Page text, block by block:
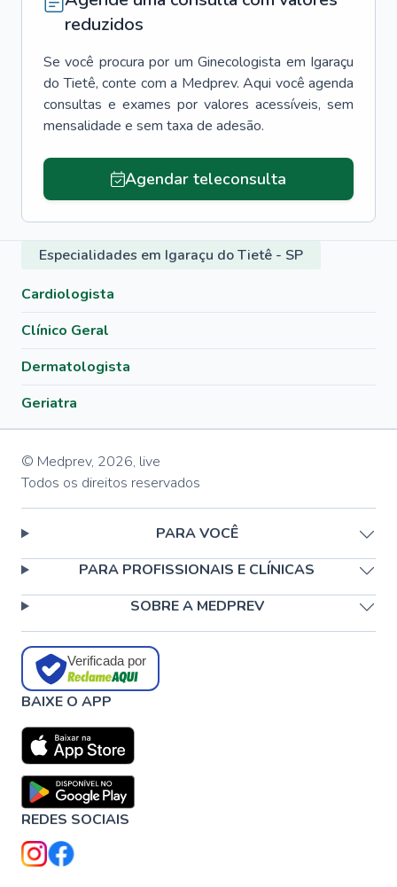
reduzidos
Se você procura por um Ginecologista em Igaraçu
do Tietê, conte com a Medprev. Aqui você agenda
consultas e exames por valores acessíveis, sem
mensalidade e sem taxa de adesão.
Agendar teleconsulta
Especialidades em Igaraçu do Tietê - SP
Cardiologista
Clínico Geral
Dermatologista
Geriatra
© Medprev, 2026, live
Todos os direitos reservados
PARA VOCÊ
PARA PROFISSIONAIS E CLÍNICAS
SOBRE A MEDPREV
Verificada por
BAIXE O APP
REDES SOCIAIS